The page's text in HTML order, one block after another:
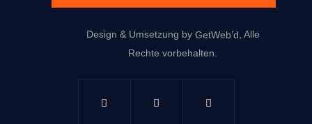
Design & Umsetzung by GetWeb’d , Alle
Rechte vorbehalten.